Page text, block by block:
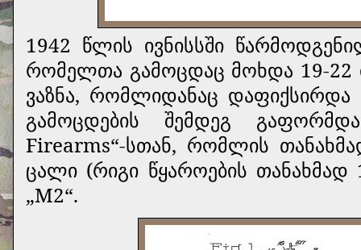
1942 წლის ივნისსში
რომელთა გამოცდაც მოხდა 19-22
ვაზნა, რომლიდანაც
გამოცდების შემდეგ
Firearms“-სთან, რომლის
ცალი (რიგი წყაროების თანახმად
„М2“.